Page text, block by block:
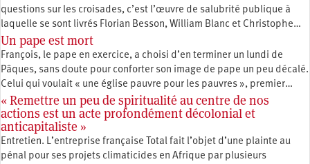
questions sur les croisades, c’est l’œuvre de salubrité publique à
laquelle se sont livrés Florian Besson, William Blanc et Christophe…
Un pape est mort
François, le pape en exercice, a choisi d’en terminer un lundi de
Pâques, sans doute pour conforter son image de pape un peu décalé.
Celui qui voulait « une église pauvre pour les pauvres », premier…
« Remettre un peu de spiritualité au centre de nos
actions est un acte profondément décolonial et
anticapitaliste »
Entretien. L’entreprise française Total fait l’objet d’une plainte au
pénal pour ses projets climaticides en Afrique par plusieurs